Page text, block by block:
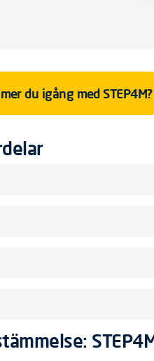
du igång med STEP4M?